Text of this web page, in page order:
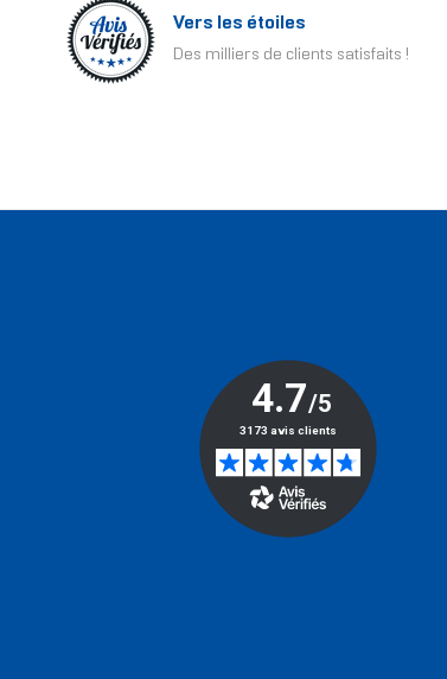
Vers les étoiles
Des milliers de clients satisfaits !